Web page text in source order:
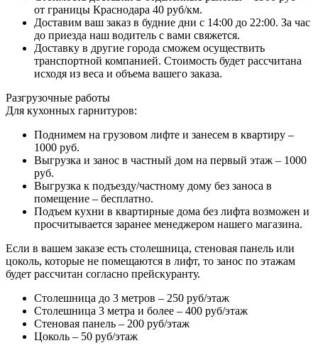
от границы Краснодара 40 руб/км.
Доставим ваш заказ в будние дни с 14:00 до 22:00. За час
до приезда наш водитель с вами свяжется.
Доставку в другие города сможем осуществить
транспортной компанией. Стоимость будет рассчитана
исходя из веса и объема вашего заказа.
Разгрузочные работы
Для кухонных гарнитуров:
Поднимем на грузовом лифте и занесем в квартиру –
1000 руб.
Выгрузка и занос в частный дом на первый этаж – 1000
руб.
Выгрузка к подъезду/частному дому без заноса в
помещение – бесплатно.
Подъем кухни в квартирные дома без лифта возможен и
просчитывается заранее менеджером нашего магазина.
Если в вашем заказе есть столешница, стеновая панель или
цоколь, которые не помещаются в лифт, то занос по этажам
будет рассчитан согласно прейскуранту.
Столешница до 3 метров – 250 руб/этаж
Столешница 3 метра и более – 400 руб/этаж
Стеновая панель – 200 руб/этаж
Цоколь – 50 руб/этаж